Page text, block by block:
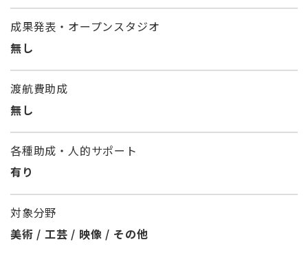
成果発表・オープンスタジオ
無し
渡航費助成
無し
各種助成・人的サポート
有り
対象分野
美術 / 工芸 / 映像 / その他